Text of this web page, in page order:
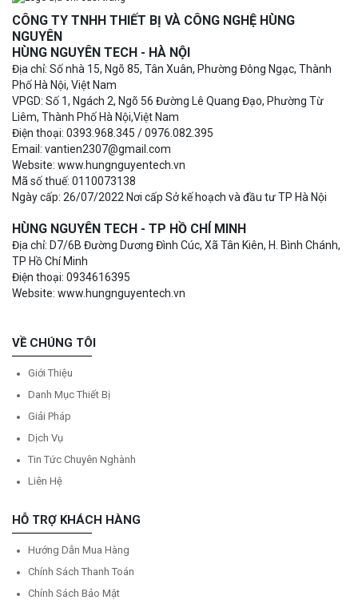
CÔNG TY TNHH THIẾT BỊ VÀ CÔNG NGHỆ HÙNG
NGUYÊN
HÙNG NGUYÊN TECH - HÀ NỘI
Địa chỉ: Số nhà 15, Ngõ 85, Tân Xuân, Phường Đông Ngạc, Thành
Phố Hà Nội, Việt Nam
VPGD: Số 1, Ngách 2, Ngõ 56 Đường Lê Quang Đạo, Phường Từ
Liêm, Thành Phố Hà Nội,Việt Nam
Điện thoại: 0393.968.345 / 0976.082.395
Email: vantien2307@gmail.com
Website: www.hungnguyentech.vn
Mã số thuế: 0110073138
Ngày cấp: 26/07/2022 Nơi cấp Sở kế hoạch và đầu tư TP Hà Nội
HÙNG NGUYÊN TECH - TP HỒ CHÍ MINH
Địa chỉ: D7/6B Đường Dương Đình Cúc, Xã Tân Kiên, H. Bình Chánh,
TP Hồ Chí Minh
Điện thoại: 0934616395
Website: www.hungnguyentech.vn
VỀ CHÚNG TÔI
Giới Thiệu
Danh Mục Thiết Bị
Giải Pháp
Dịch Vụ
Tin Tức Chuyên Nghành
Liên Hệ
HỖ TRỢ KHÁCH HÀNG
Hướng Dẫn Mua Hàng
Chính Sách Thanh Toán
Chính Sách Bảo Mật